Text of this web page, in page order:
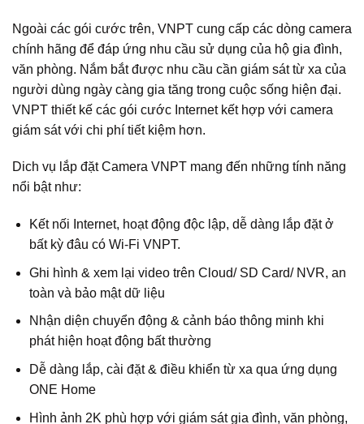
Ngoài các gói cước trên, VNPT cung cấp các dòng camera
chính hãng để đáp ứng nhu cầu sử dụng của hộ gia đình,
văn phòng. Nắm bắt được nhu cầu cần giám sát từ xa của
người dùng ngày càng gia tăng trong cuộc sống hiện đại.
VNPT thiết kế các gói cước Internet kết hợp với camera
giám sát với chi phí tiết kiệm hơn.
Dich vụ lắp đặt Camera VNPT mang đến những tính năng
nổi bật như:
Kết nối Internet, hoạt động độc lập, dễ dàng lắp đặt ở
bất kỳ đâu có Wi‑Fi VNPT.
Ghi hình & xem lại video trên Cloud/ SD Card/ NVR, an
toàn và bảo mật dữ liệu
Nhận diện chuyển động & cảnh báo thông minh khi
phát hiện hoạt động bất thường
Dễ dàng lắp, cài đặt & điều khiển từ xa qua ứng dụng
ONE Home
Hình ảnh 2K phù hợp với giám sát gia đình, văn phòng,